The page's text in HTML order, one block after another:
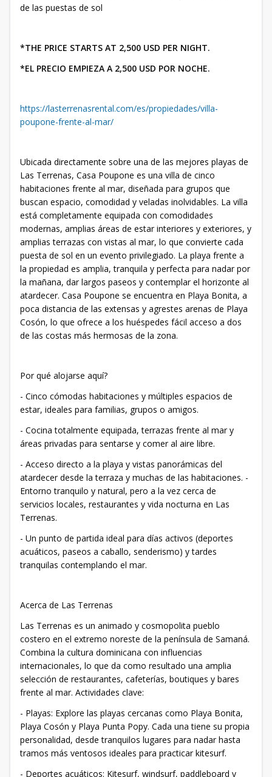
de las puestas de sol
*THE PRICE STARTS AT 2,500 USD PER NIGHT.
*EL PRECIO EMPIEZA A 2,500 USD POR NOCHE.
https://lasterrenasrental.com/es/propiedades/villa-
poupone-frente-al-mar/
Ubicada directamente sobre una de las mejores playas de
Las Terrenas, Casa Poupone es una villa de cinco
habitaciones frente al mar, diseñada para grupos que
buscan espacio, comodidad y veladas inolvidables. La villa
está completamente equipada con comodidades
modernas, amplias áreas de estar interiores y exteriores, y
amplias terrazas con vistas al mar, lo que convierte cada
puesta de sol en un evento privilegiado. La playa frente a
la propiedad es amplia, tranquila y perfecta para nadar por
la mañana, dar largos paseos y contemplar el horizonte al
atardecer. Casa Poupone se encuentra en Playa Bonita, a
poca distancia de las extensas y agrestes arenas de Playa
Cosón, lo que ofrece a los huéspedes fácil acceso a dos
de las costas más hermosas de la zona.
Por qué alojarse aquí?
- Cinco cómodas habitaciones y múltiples espacios de
estar, ideales para familias, grupos o amigos.
- Cocina totalmente equipada, terrazas frente al mar y
áreas privadas para sentarse y comer al aire libre.
- Acceso directo a la playa y vistas panorámicas del
atardecer desde la terraza y muchas de las habitaciones. -
Entorno tranquilo y natural, pero a la vez cerca de
servicios locales, restaurantes y vida nocturna en Las
Terrenas.
- Un punto de partida ideal para días activos (deportes
acuáticos, paseos a caballo, senderismo) y tardes
tranquilas contemplando el mar.
Acerca de Las Terrenas
Las Terrenas es un animado y cosmopolita pueblo
costero en el extremo noreste de la península de Samaná.
Combina la cultura dominicana con influencias
internacionales, lo que da como resultado una amplia
selección de restaurantes, cafeterías, boutiques y bares
frente al mar. Actividades clave:
- Playas: Explore las playas cercanas como Playa Bonita,
Playa Cosón y Playa Punta Popy. Cada una tiene su propia
personalidad, desde tranquilos lugares para nadar hasta
tramos más ventosos ideales para practicar kitesurf.
- Deportes acuáticos: Kitesurf, windsurf, paddleboard y